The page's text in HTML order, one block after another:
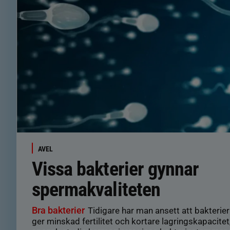
AVEL
Vissa bakterier gynnar
spermakvaliteten
Bra bakterier Tidigare har man ansett att
ger minskad fertilitet och kortare